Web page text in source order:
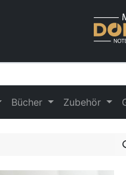
Bücher Zubehör